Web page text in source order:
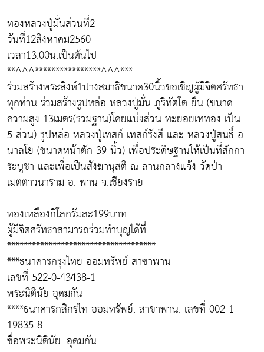
ทองหลวงปู่มั่นส่วนที่2
วันที่12สิงหาคม2560
เวลา13.00น.เป็นต้นไป
**^^^****************^^^***
ร่วมสร้างพระสิงห์1ปางสมาธิขนาด30นิ้วขอเชิญผู้มีจิตศรัทธา
ทุกท่าน ร่วมสร้างรูปหล่อ หลวงปู่มั่น ภูริทัตโต ยืน (ขนาด
ความสูง 13เมตร(รวมฐาน)โดยแบ่งส่วน ทะยอยเททอง เป็น
5 ส่วน) รูปหล่อ หลวงปู่เทสก์ เทสก์รังสี และ หลวงปู่สนธิ์ อ
นาลโย (ขนาดหน้าตัก 39 นิ้ว) เพื่อประดิษฐานให้เป็นที่สักกา
ระบูชา และเพื่อเป็นสังฆานุสติ ณ ลานกลางแจ้ง วัดป่า
เมตตาวนาราม อ. พาน จ.เชียงราย
ทองเหลืองกิโลกรัมละ199บาท
ผู้มีจิตศรัทธาสามารถร่วมทำบุญได้ที่
************************************
***ธนาคารกรุงไทย ออมทรัพย์ สาขาพาน
เลขที่ 522-0-43438-1
พระนิตินัย อุดมกัน
****ธนาคารกสิกรไท ออมทรัพย์. สาขาพาน. เลขที่ 002-1-
19835-8
ชื่อพระนิตินัย. อุดมกัน